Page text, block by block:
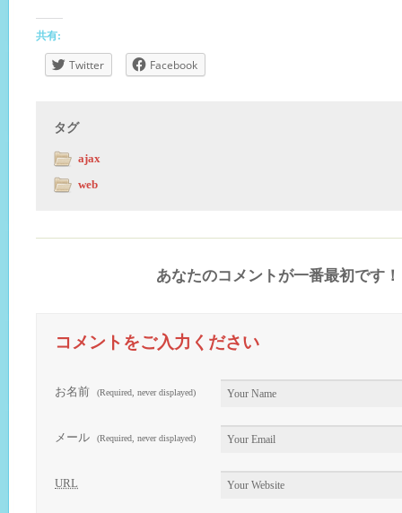
共有:
Twitter Facebook
タグ
ajax
web
あなたのコメントが一番最初です！
コメントをご入力ください
お名前 (Required, never displayed)
メール (Required, never displayed)
URL